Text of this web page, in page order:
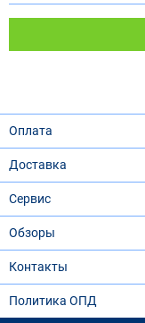
Оплата
Доставка
Сервис
Обзоры
Контакты
Политика ОПД